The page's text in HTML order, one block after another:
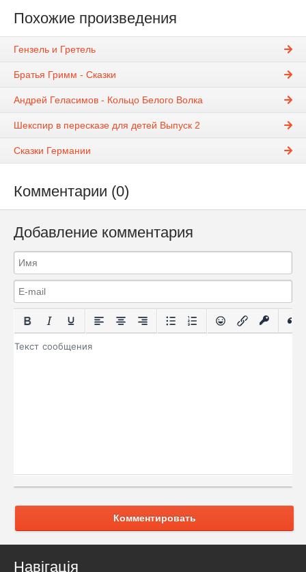
Похожие произведения
Гензель и Гретель
Братья Гримм - Сказки
Андрей Геласимов - Кольцо Белого Волка
Шекспир в пересказе для детей Выпуск 2
Сказки Германии
Комментарии (0)
Добавление комментария
Комментировать
Навігація